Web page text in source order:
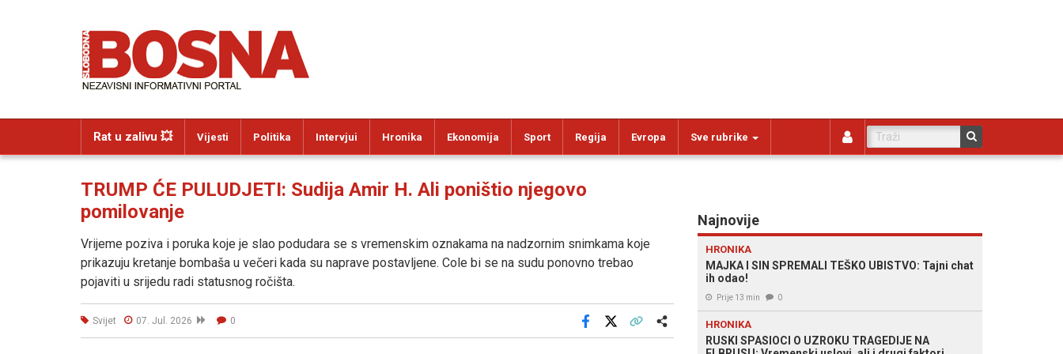
Rat u zalivu 💥 Vijesti Politika Intervjui Hronika Ekonomija Sport Regija Evropa Sve rubrike
TRUMP ĆE PULUDJETI: Sudija Amir H. Ali poništio njegovo
pomilovanje
Vrijeme poziva i poruka koje je slao podudara se s vremenskim oznakama na nadzornim snimkama koje
prikazuju kretanje bombaša u večeri kada su naprave postavljene. Cole bi se na sudu ponovno trebao
pojaviti u srijedu radi statusnog ročišta.
Svijet 07. Jul. 2026 0
Facebook
Najnovije
HRONIKA
MAJKA I SIN SPREMALI TEŠKO UBISTVO: Tajni chat
ih odao!
Prije 13 min 0
HRONIKA
RUSKI SPASIOCI O UZROKU TRAGEDIJE NA